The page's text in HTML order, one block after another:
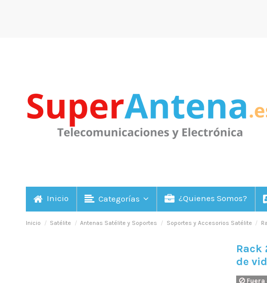
Inicio Categorías ¿Quienes Somos?
Inicio Satélite Antenas Satélite y Soportes Soportes y Accesorios Satélite
Rack
de
Fuera